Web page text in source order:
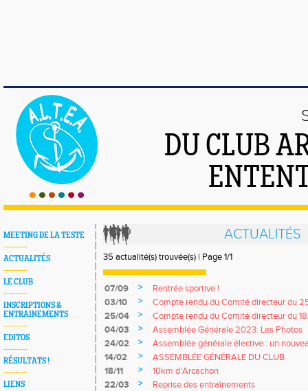
DU CLUB
MEETING DE LA TESTE
ACTUALITÉS
LE CLUB
INSCRIPTIONS &
ENTRAINEMENTS
EDITOS
RÉSULTATS !
LIENS
ACTUALITÉS
35 actualité(s) trouvée(s) | Page 1/1
07/09 >
Rentrée sportive !
03/10
>
Compte rendu du Comité directeur du
25/04
>
Compte rendu du Comité directeur du
04/03
>
Assemblée Générale 2023: Les Photos
24/02
>
Assemblée générale élective : un
14/02
>
ASSEMBLÉE GÉNÉRALE DU CLUB
18/11
>
10km d’Arcachon
22/03
>
Reprise des entraînements